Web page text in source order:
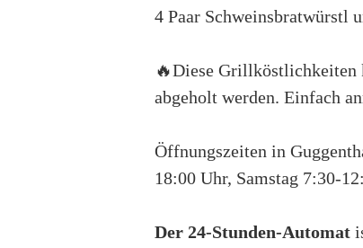
4 Paar Schweinsbratwürstl
🔥Diese Grillköstlichkeiten
abgeholt werden. Einfach
Öffnungszeiten in
18:00 Uhr, Samstag 7:30-
Der 24-Stunden-Automat